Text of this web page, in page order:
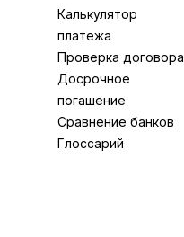
Калькулятор
платежа
Проверка договора
Досрочное
погашение
Сравнение банков
Глоссарий